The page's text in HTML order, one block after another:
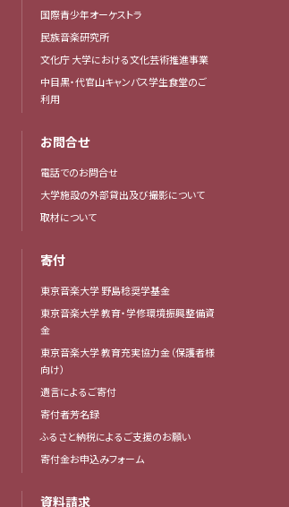
国際青少年オーケストラ
民族音楽研究所
文化庁 大学における文化芸術推進事業
中目黒・代官山キャンパス学生食堂のご
利用
お問合せ
電話でのお問合せ
大学施設の外部貸出及び撮影について
取材について
寄付
東京音楽大学 野島稔奨学基金
東京音楽大学 教育・学修環境振興整備資
金
東京音楽大学 教育充実協力金（保護者様
向け）
遺言によるご寄付
寄付者芳名録
ふるさと納税によるご支援のお願い
寄付金お申込みフォーム
資料請求